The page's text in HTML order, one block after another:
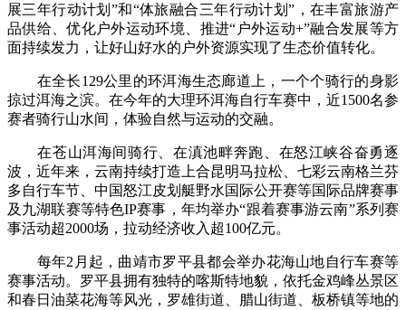
展三年行动计划”和“体旅融合三年行动计划”，在丰富旅游产
品供给、优化户外运动环境、推进“户外运动+”融合发展等方
面持续发力，让好山好水的户外资源实现了生态价值转化。
在全长129公里的环洱海生态廊道上，一个个骑行的身影
掠过洱海之滨。在今年的大理环洱海自行车赛中，近1500名参
赛者骑行山水间，体验自然与运动的交融。
在苍山洱海间骑行、在滇池畔奔跑、在怒江峡谷奋勇逐
波，近年来，云南持续打造上合昆明马拉松、七彩云南格兰芬
多自行车节、中国怒江皮划艇野水国际公开赛等国际品牌赛事
及九湖联赛等特色IP赛事，年均举办“跟着赛事游云南”系列赛
事活动超2000场，拉动经济收入超100亿元。
每年2月起，曲靖市罗平县都会举办花海山地自行车赛等
赛事活动。罗平县拥有独特的喀斯特地貌，依托金鸡峰丛景区
和春日油菜花海等风光，罗雄街道、腊山街道、板桥镇等地的